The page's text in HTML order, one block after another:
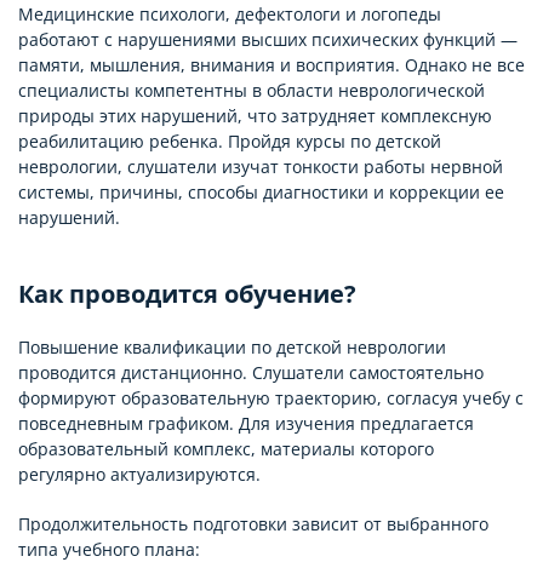
Медицинские психологи, дефектологи и логопеды
работают с нарушениями высших психических функций —
памяти, мышления, внимания и восприятия. Однако не все
специалисты компетентны в области неврологической
природы этих нарушений, что затрудняет комплексную
реабилитацию ребенка. Пройдя курсы по детской
неврологии, слушатели изучат тонкости работы нервной
системы, причины, способы диагностики и коррекции ее
нарушений.
Как проводится обучение?
Повышение квалификации по детской неврологии
проводится дистанционно. Слушатели самостоятельно
формируют образовательную траекторию, согласуя учебу с
повседневным графиком. Для изучения предлагается
образовательный комплекс, материалы которого
регулярно актуализируются.
Продолжительность подготовки зависит от выбранного
типа учебного плана: